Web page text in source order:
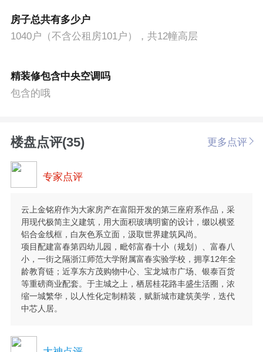
房子总共有多少户
1040户（不含公租房101户），共12幢高层
精装修包含中央空调吗
包含的哦
楼盘点评(35) 更多点评
专家点评
云上金铭府作为大家房产在富阳开发的第三座府系作品，采
用现代极简主义建筑，用大面积玻璃明窗的设计，缀以横竖
铝合金线框，白灰色系立面，汲取世界建筑风尚。
项目配建富春第四幼儿园，毗邻富春十小（规划）、富春八
小，一街之隔浙江师范大学附属富春实验学校，拥享12年全
龄教育链；近享东方茂购物中心、宝龙城市广场、银泰百货
等重磅商业配套。于主城之上，栖居桂花路丰盛生活圈，浓
缩一城繁华，以人性化定制精装，赋新城市建筑美学，迭代
中芯人居。